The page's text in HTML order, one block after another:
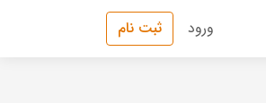
ورود ثبت نام